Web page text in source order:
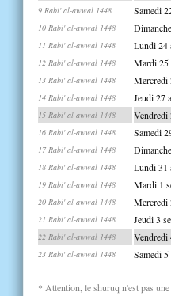
9 Rabi' al-awwal 1448 Samedi
10 Rabi' al-awwal 1448
11 Rabi' al-awwal 1448 Lundi 24
12 Rabi' al-awwal 1448 Mardi 25
13 Rabi' al-awwal 1448 Mercredi
14 Rabi' al-awwal 1448 Jeudi 27
15 Rabi' al-awwal 1448 Vendredi
16 Rabi' al-awwal 1448 Samedi
17 Rabi' al-awwal 1448
18 Rabi' al-awwal 1448 Lundi 31
19 Rabi' al-awwal 1448 Mardi 1
20 Rabi' al-awwal 1448 Mercredi
21 Rabi' al-awwal 1448 Jeudi 3
22 Rabi' al-awwal 1448 Vendredi
23 Rabi' al-awwal 1448 Samedi 5
* Attention, le shuruq n'est pas